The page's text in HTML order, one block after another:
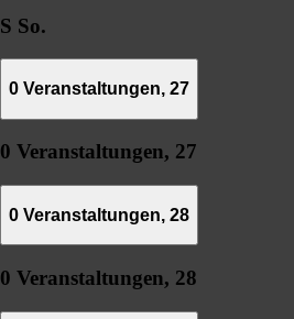
S So.
0 Veranstaltungen, 27
0 Veranstaltungen, 27
0 Veranstaltungen, 28
0 Veranstaltungen, 28